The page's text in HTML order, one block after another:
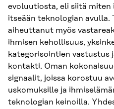
evoluutiosta, eli siitä miten
itseään teknologian avulla.
aiheuttanut myös
ihmisen kehollisuus,
kategorisointien vastustus
kontakti. Oman
signaalit, joissa korostuu
uskomuksille ja
teknologian keinoilla.